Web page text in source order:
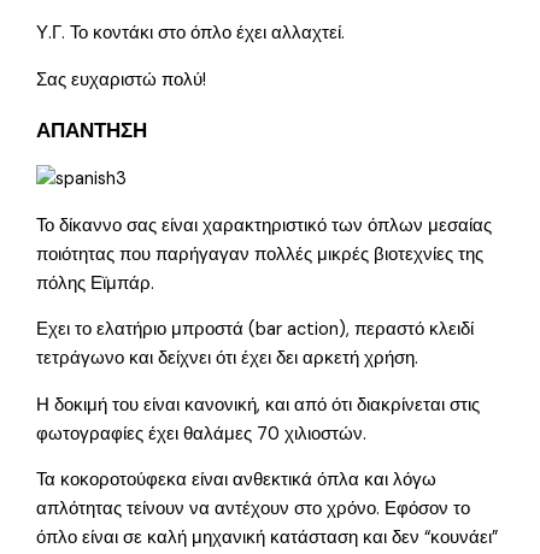
Υ.Γ. Το κοντάκι στο όπλο έχει αλλαχτεί.
Σας ευχαριστώ πολύ!
ΑΠΑΝΤΗΣΗ
Το δίκαννο σας είναι χαρακτηριστικό των όπλων μεσαίας
ποιότητας που παρήγαγαν πολλές μικρές βιοτεχνίες της
πόλης Εϊμπάρ.
Εχει το ελατήριο μπροστά (bar action), περαστό κλειδί
τετράγωνο και δείχνει ότι έχει δει αρκετή χρήση.
Η δοκιμή του είναι κανονική, και από ότι διακρίνεται στις
φωτογραφίες έχει θαλάμες 70 χιλιοστών.
Τα κοκοροτούφεκα είναι ανθεκτικά όπλα και λόγω
απλότητας τείνουν να αντέχουν στο χρόνο. Εφόσον το
όπλο είναι σε καλή μηχανική κατάσταση και δεν “κουνάει”